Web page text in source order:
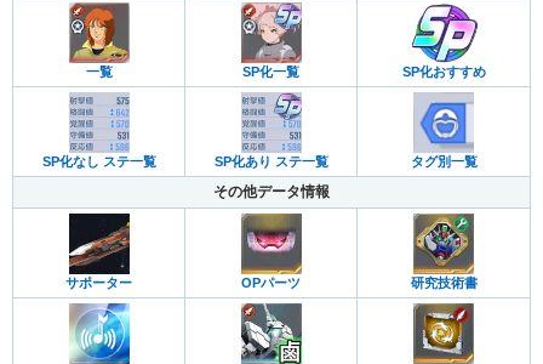
一覧 SP化一覧 SP化おすすめ
SP化なし ステ一覧 SP化あり ステ一覧 タグ別一覧
その他データ情報
サポーター OPパーツ 研究技術書